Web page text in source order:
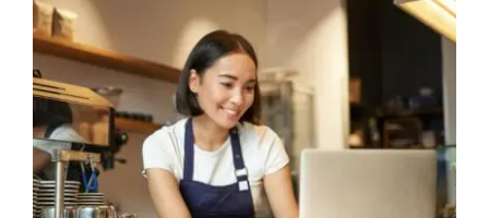
Larger
Image